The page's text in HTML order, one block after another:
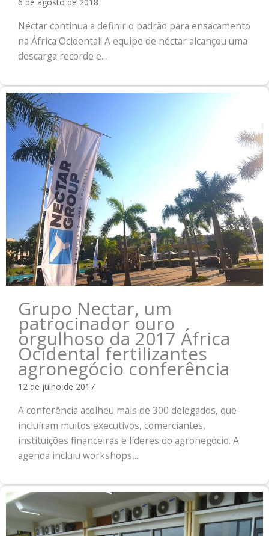
Néctar continua a definir o padrão para ensacamento
na África Ocidental! A equipe de néctar alcançou uma
descarga recorde e...
Grupo Nectar, um
patrocinador ouro
orgulhoso da 2017 África
Ocidental fertilizantes
agronegócio conferência
12 de julho de 2017
A conferência acolheu mais de 300 delegados, que
incluíram muitos executivos, comerciantes,
instituições financeiras e líderes do agronegócio. A
agenda incluiu workshops,...